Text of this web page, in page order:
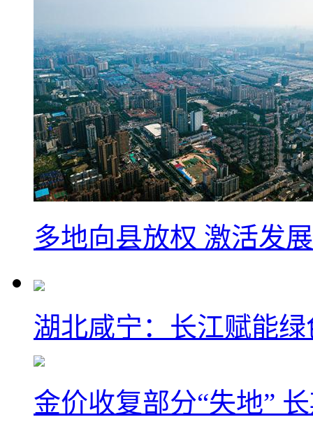
多地向县放权 激活发
湖北咸宁：长江赋能
金价收复部分“失地”